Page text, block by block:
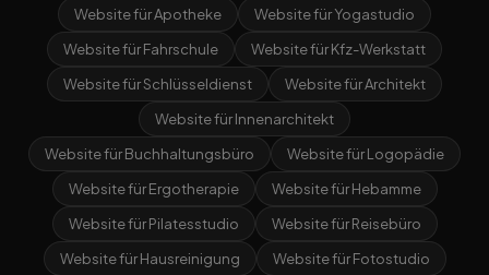
Website für Apotheke
Website für Yogastudio
Website für Fahrschule
Website für Kfz-Werkstatt
Website für Schlüsseldienst
Website für Architekt
Website für Innenarchitekt
Website für Buchhaltungsbüro
Website für Logopädie
Website für Ergotherapie
Website für Hebamme
Website für Pilatesstudio
Website für Reisebüro
Website für Hausreinigung
Website für Fotostudio